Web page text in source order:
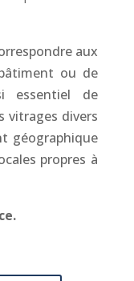
aux
ou de
essentiel de
vitrages divers
géographique
propres à